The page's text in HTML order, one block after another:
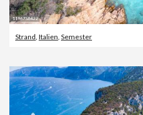
Strand Italien Semester